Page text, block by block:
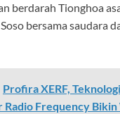
berdarah Tionghoa
bersama saudara
Profira XERF,
Radio Frequency